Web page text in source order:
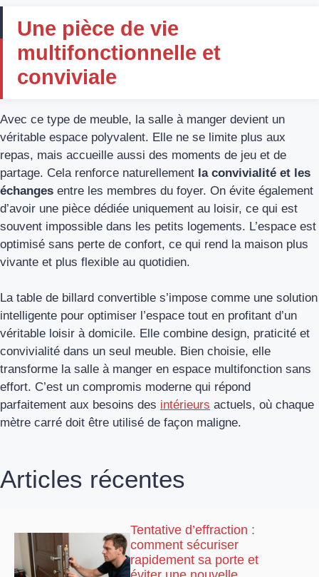
Une pièce de vie
multifonctionnelle et
conviviale
Avec ce type de meuble, la salle à manger devient un
véritable espace polyvalent. Elle ne se limite plus aux
repas, mais accueille aussi des moments de jeu et de
partage. Cela renforce naturellement la convivialité et les
échanges entre les membres du foyer. On évite également
d’avoir une pièce dédiée uniquement au loisir, ce qui est
souvent impossible dans les petits logements. L’espace est
optimisé sans perte de confort, ce qui rend la maison plus
vivante et plus flexible au quotidien.
La table de billard convertible s’impose comme une solution
intelligente pour optimiser l’espace tout en profitant d’un
véritable loisir à domicile. Elle combine design, praticité et
convivialité dans un seul meuble. Bien choisie, elle
transforme la salle à manger en espace multifonction sans
effort. C’est un compromis moderne qui répond
parfaitement aux besoins des intérieurs actuels, où chaque
mètre carré doit être utilisé de façon maligne.
Articles récentes
Tentative d’effraction :
comment sécuriser
rapidement sa porte et